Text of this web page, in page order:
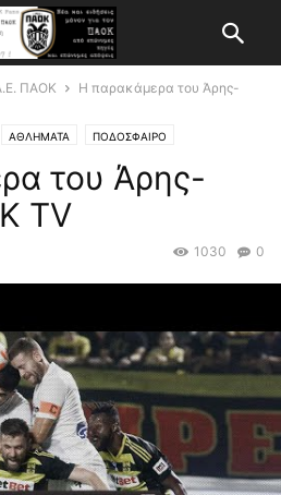
ΠΑΟΚ
Η παρακάμερα του Άρης-
ΑΘΛΗΜΑΤΑ ΠΟΔΟΣΦΑΙΡΟ
του Άρης-
TV
0
1030